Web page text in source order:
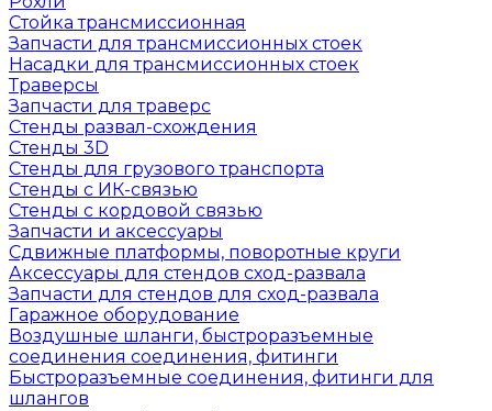
Стойка трансмиссионная
Запчасти для трансмиссионных стоек
Насадки для трансмиссионных стоек
Траверсы
Запчасти для траверс
Стенды развал-схождения
Стенды 3D
Стенды для грузового транспорта
Стенды с ИК-связью
Стенды с кордовой связью
Запчасти и аксессуары
Сдвижные платформы, поворотные круги
Аксессуары для стендов сход-развала
Запчасти для стендов для сход-развала
Гаражное оборудование
Воздушные шланги, быстроразъемные
соединения соединения, фитинги
Быстроразъемные соединения, фитинги для
шлангов